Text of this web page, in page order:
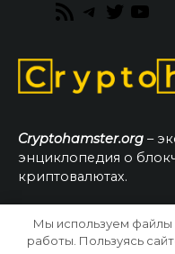
RSS
Telegram
Twitter
Cryptohamster.org –
энциклопедия о
криптовалютах.
© 2026
Мы используем файлы
работы. Пользуясь